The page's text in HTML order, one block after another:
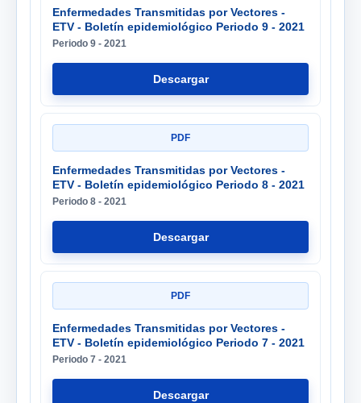
Enfermedades Transmitidas por Vectores -
ETV - Boletín epidemiológico Periodo 9 - 2021
Periodo 9 - 2021
Descargar
PDF
Enfermedades Transmitidas por Vectores -
ETV - Boletín epidemiológico Periodo 8 - 2021
Periodo 8 - 2021
Descargar
PDF
Enfermedades Transmitidas por Vectores -
ETV - Boletín epidemiológico Periodo 7 - 2021
Periodo 7 - 2021
Descargar